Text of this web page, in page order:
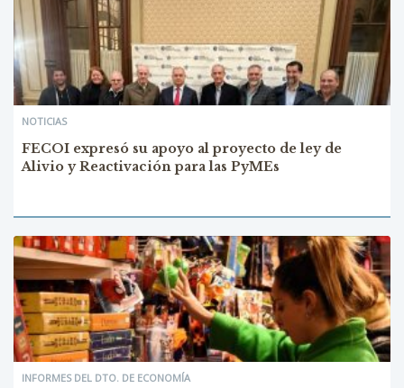
NOTICIAS
FECOI expresó su apoyo al proyecto de ley de
Alivio y Reactivación para las PyMEs
INFORMES DEL DTO. DE ECONOMÍA